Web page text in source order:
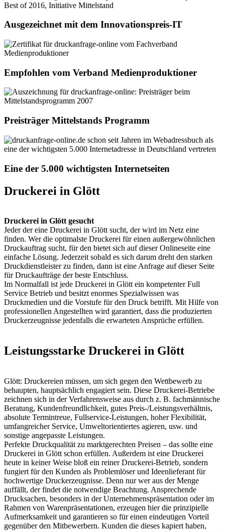
Ausgezeichnet mit dem Innovationspreis-IT
Empfohlen vom Verband Medienproduktioner
Preisträger Mittelstands Programm
Eine der 5.000 wichtigsten Internetseiten
Druckerei in Glött
Druckerei in Glött gesucht
Jeder der eine Druckerei in Glött sucht, der wird im Netz eine
finden. Wer die optimalste Druckerei für einen außergewöhnlichen
Druckauftrag sucht, für den bietet sich auf dieser Onlineseite eine
einfache Lösung. Jederzeit sobald es sich darum dreht den starken
Druckdienstleister zu finden, dann ist eine Anfrage auf dieser Seite
für Druckaufträge der beste Entschluss.
Im Normalfall ist jede Druckerei in Glött ein kompetenter Full
Service Betrieb und besitzt enormes Spezialwissen was
Druckmedien und die Vorstufe für den Druck betrifft. Mit Hilfe von
professionellen Angestellten wird garantiert, dass die produzierten
Druckerzeugnisse jedenfalls die erwarteten Ansprüche erfüllen.
Leistungsstarke Druckerei in Glött
Glött: Druckereien müssen, um sich gegen den Wettbewerb zu
behaupten, hauptsächlich engagiert sein. Diese Druckerei-Betriebe
zeichnen sich in der Verfahrensweise aus durch z. B. fachmännische
Beratung, Kundenfreundlichkeit, gutes Preis-/Leistungsverhältnis,
absolute Termintreue, Fullservice-Leistungen, hoher Flexibilität,
umfangreicher Service, Umweltorientiertes agieren, usw. und
sonstige angepasste Leistungen.
Perfekte Druckqualität zu marktgerechten Preisen – das sollte eine
Druckerei in Glött schon erfüllen. Außerdem ist eine Druckerei
heute in keiner Weise bloß ein reiner Druckerei-Betrieb, sondern
fungiert für den Kunden als Problemlöser und Ideenlieferant für
hochwertige Druckerzeugnisse. Denn nur wer aus der Menge
auffällt, der findet die notwendige Beachtung. Ansprechende
Drucksachen, besonders in der Unternehmenspräsentation oder im
Rahmen von Warenpräsentationen, erzeugen hier die prinzipielle
Aufmerksamkeit und garantieren so für einen eindeutigen Vorteil
gegenüber den Mitbewerbern. Kunden die dieses kapiert haben,